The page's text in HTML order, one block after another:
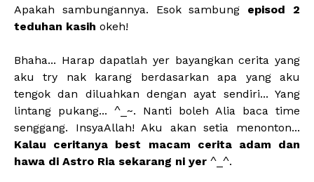
Apakah sambungannya. Esok sambung episod 2
teduhan kasih okeh!
Bhaha... Harap dapatlah yer bayangkan cerita yang
aku try nak karang berdasarkan apa yang aku
tengok dan diluahkan dengan ayat sendiri... Yang
lintang pukang... ^_~. Nanti boleh Alia baca time
senggang. InsyaAllah! Aku akan setia menonton...
Kalau ceritanya best macam cerita adam dan
hawa di Astro Ria sekarang ni yer ^_^.